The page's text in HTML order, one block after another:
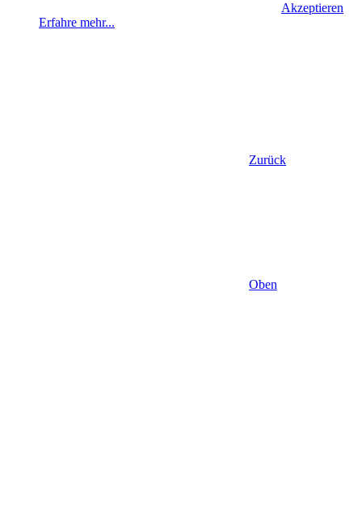
Akzeptieren
Erfahre mehr...
Zurück
Oben